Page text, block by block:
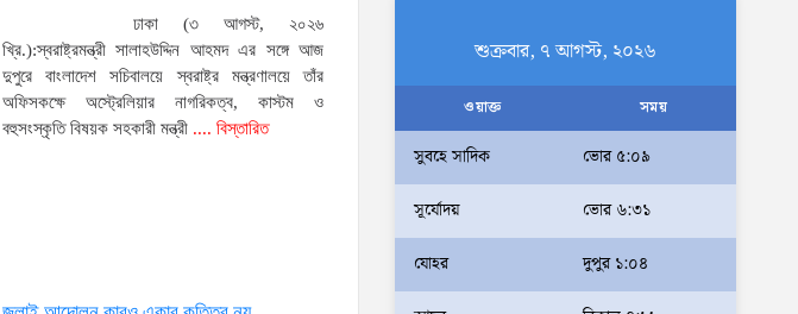
ঢাকা (৩ আগস্ট, ২০২৬
খ্রি.):স্বরাষ্ট্রমন্ত্রী সালাহউদ্দিন আহমদ এর সঙ্গে আজ
দুপুরে বাংলাদেশ সচিবালয়ে স্বরাষ্ট্র মন্ত্রণালয়ে তাঁর
অফিসকক্ষে অস্ট্রেলিয়ার নাগরিকত্ব, কাস্টম ও
বহুসংস্কৃতি বিষয়ক সহকারী মন্ত্রী.... বিস্তারিত
নাগরিকদের দায়িত্বশীল ভূমিকা
ব্যারিস্টার মীর হেলাল
শুক্রবার, ৭ আগস্ট, ২০২৬
ওয়াক্ত সময়
সুবহে সাদিক ভোর ৫:০৯
সূর্যোদয় ভোর ৬:৩১
যোহর দুপুর ১:০৪